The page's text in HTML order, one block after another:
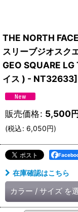
THE NORTH
スリーブジオスク
GEO SQUARE LG
イス ) - NT32633]
販売価格: 5,500
(税込: 6,050円)
在庫確認はこちら
カラー / サイズ を